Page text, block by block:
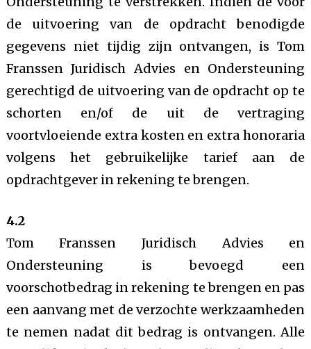
de uitvoering van de opdracht benodigde
gegevens niet tijdig zijn ontvangen, is Tom
Franssen Juridisch Advies en Ondersteuning
gerechtigd de uitvoering van de opdracht op te
schorten en/of de uit de vertraging
voortvloeiende extra kosten en extra honoraria
volgens het gebruikelijke tarief aan de
opdrachtgever in rekening te brengen.
4.2
Tom Franssen Juridisch Advies en
Ondersteuning is bevoegd een
voorschotbedrag in rekening te brengen en pas
een aanvang met de verzochte werkzaamheden
te nemen nadat dit bedrag is ontvangen. Alle